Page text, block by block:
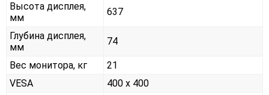
Высота дисплея,
мм
637
Глубина дисплея,
мм
74
Вес монитора, кг
21
VESA
400 x 400